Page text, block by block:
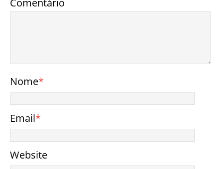
Comentário
Nome*
Email*
Website